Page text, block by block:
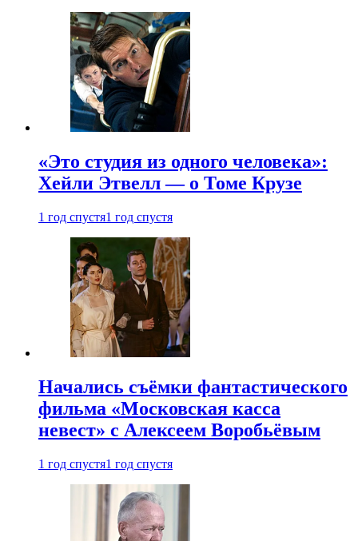
«Это студия из одного человека»:
Хейли Этвелл — о Томе Крузе
1 год спустя1 год спустя
Начались съёмки фантастического
фильма «Московская касса
невест» с Алексеем Воробьёвым
1 год спустя1 год спустя